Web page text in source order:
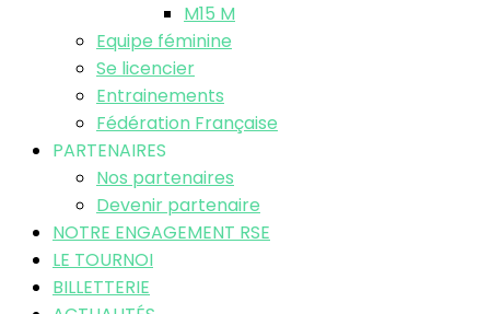
M15 M
Equipe féminine
Se licencier
Entrainements
Fédération Française
PARTENAIRES
Nos partenaires
Devenir partenaire
NOTRE ENGAGEMENT RSE
LE TOURNOI
BILLETTERIE